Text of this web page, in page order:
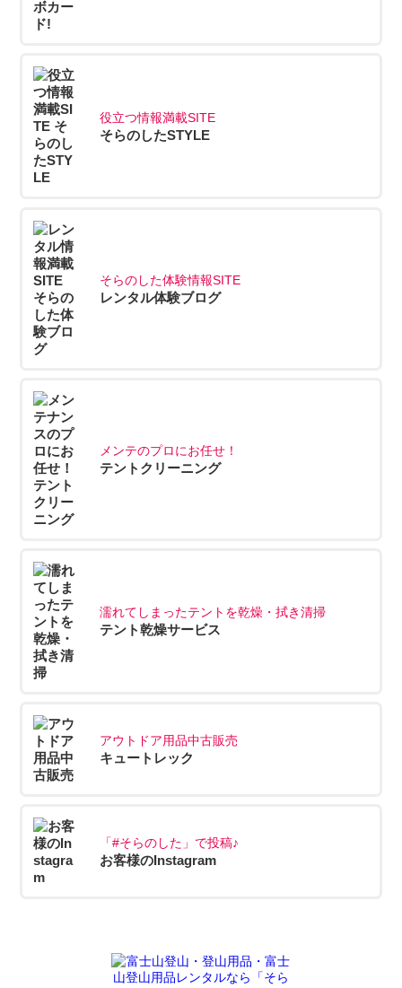
役立つ情報満載SITE
そらのしたSTYLE
そらのした体験情報SITE
レンタル体験ブログ
メンテのプロにお任せ！
テントクリーニング
濡れてしまったテントを乾燥・拭き清掃
テント乾燥サービス
アウトドア用品中古販売
キュートレック
「#そらのした」で投稿♪
お客様のInstagram